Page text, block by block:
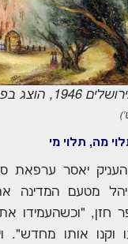
בפאלם ביץ' 2013
מה, תלוי מי
יאסר ערפאת
מטעם המדינה
חזן, "וכשהעמידו
וקנו אותו מחדש".